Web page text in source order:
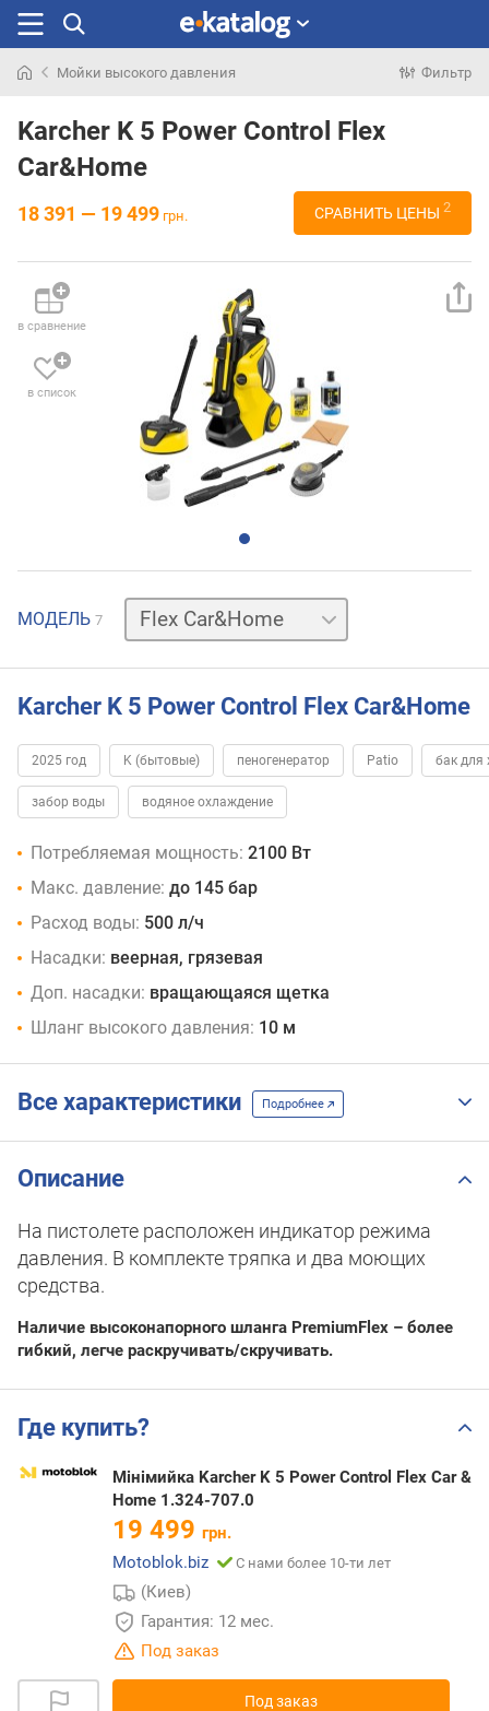
раньше
Мойки высокого давления Фильтр
Karcher K 5 Power Control Flex
Car&Home
18 391 — 19 499 грн. СРАВНИТЬ ЦЕНЫ 2
в сравнение
в список
МОДЕЛЬ 7
Control
Flex Control
StairsHomeStairsбазовая
Karcher K 5 Power Control Flex Car&Home
2025 год K (бытовые) пеногенератор Patio бак для
забор воды водяное охлаждение
Потребляемая мощность: 2100 Вт
Макс. давление: до 145 бар
Расход воды: 500 л/ч
Насадки: веерная, грязевая
Доп. насадки: вращающаяся щетка
Шланг высокого давления: 10 м
Все характеристики Подробнее
Описание
На пистолете расположен индикатор режима
давления. В комплекте тряпка и два моющих
средства.
Наличие высоконапорного шланга PremiumFlex – более
гибкий, легче раскручивать/скручивать.
Где купить?
Мінімийка Karcher K 5 Power Control Flex Car &
Home 1.324-707.0
19 499 грн.
Motoblok.biz
С нами более 10-ти лет
(Киев)
Гарантия: 12 мес.
Под заказ
Под заказ